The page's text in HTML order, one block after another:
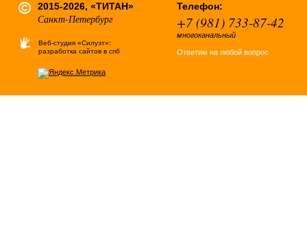
2015-2026, «ТИТАН»
Санкт-Петербург
Веб-студия «Силуэт»:
разработка сайтов в спб
Телефон:
+7 (981) 733-87-42
многоканальный
Ответим на любой вопрос